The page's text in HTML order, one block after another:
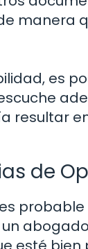
manera
es
resultar
de